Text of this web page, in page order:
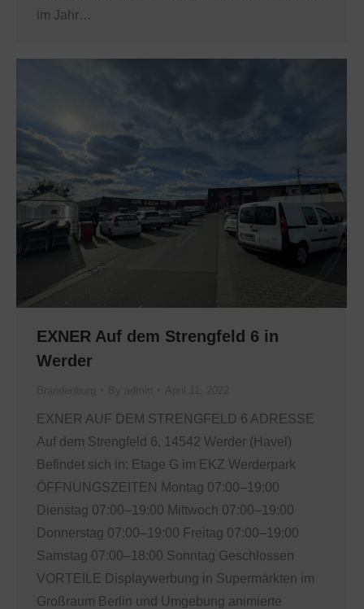
im Jahr…
EXNER Auf dem Strengfeld 6 in
Werder
EXNER AUF DEM STRENGFELD 6 ADRESSE
Auf dem Strengfeld 6, 14542 Werder (Havel)
Befindet sich in: Etage G im EKZ Werderpark
ÖFFNUNGSZEITEN Montag 07:00–19:00
Dienstag 07:00–19:00 Mittwoch 07:00–19:00
Donnerstag 07:00–19:00 Freitag 07:00–19:00
Samstag 07:00–18:00 Sonntag Geschlossen
VORTEILE Displaywerbung in Supermärkten im
Großraum Berlin und Umgebung animierte